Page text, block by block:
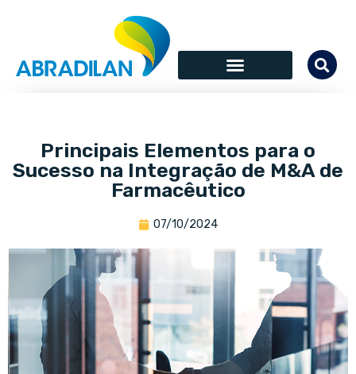
Principais Elementos para o
Sucesso na Integração de M&A de
Farmacêutico
07/10/2024